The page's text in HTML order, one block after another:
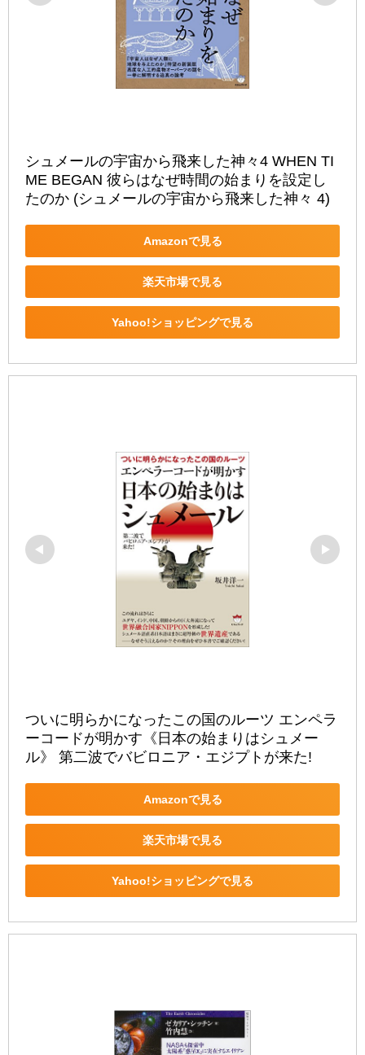
シュメールの宇宙から飛来した神々4 WHEN TI
ME BEGAN 彼らはなぜ時間の始まりを設定し
たのか (シュメールの宇宙から飛来した神々 4)
Amazonで見る
楽天市場で見る
Yahoo!ショッピングで見る
ついに明らかになったこの国のルーツ エンペラ
ーコードが明かす《日本の始まりはシュメー
ル》 第二波でバビロニア・エジプトが来た!
Amazonで見る
楽天市場で見る
Yahoo!ショッピングで見る